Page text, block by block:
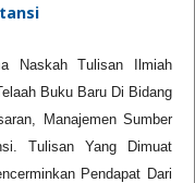
Naskah Tulisan Ilmiah
Buku Baru Di Bidang
Manajemen Sumber
Tulisan Yang Dimuat
Pendapat Dari